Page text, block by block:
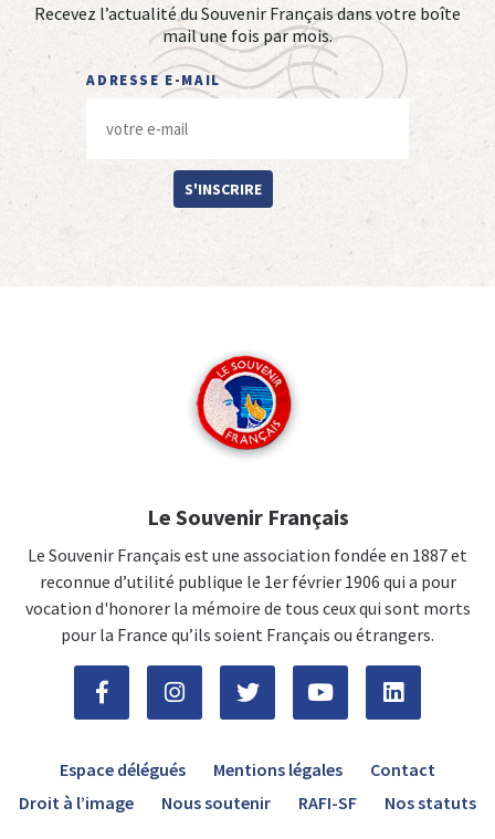
Recevez l’actualité du Souvenir Français dans votre boîte
mail une fois par mois.
ADRESSE E-MAIL
S'INSCRIRE
Le Souvenir Français
Le Souvenir Français est une association fondée en 1887 et
reconnue d’utilité publique le 1er février 1906 qui a pour
vocation d'honorer la mémoire de tous ceux qui sont morts
pour la France qu’ils soient Français ou étrangers.
Espace délégués Mentions légales
Contact
Droit à l’image
Nous soutenir RAFI-SF Nos statuts